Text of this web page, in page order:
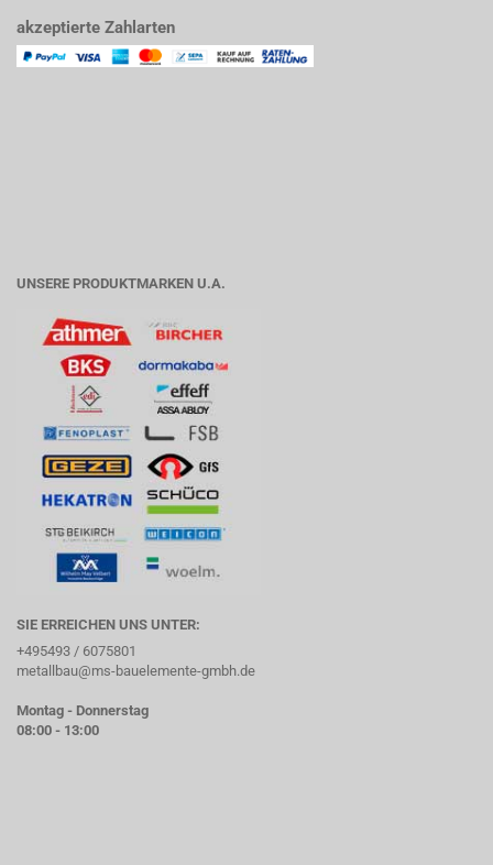
akzeptierte Zahlarten
UNSERE PRODUKTMARKEN U.A.
SIE ERREICHEN UNS UNTER:
+495493 / 6075801
metallbau@ms-bauelemente-gmbh.de
Montag - Donnerstag
08:00 - 13:00